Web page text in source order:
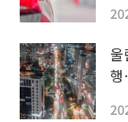
행